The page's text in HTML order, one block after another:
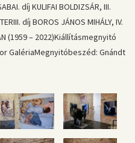
díj KULIFAI BOLDIZSÁR, III.
díj BOROS JÁNOS MIHÁLY, IV.
(1959 – 2022)Kiállításmegnyitó
GalériaMegnyitóbeszéd: Gnándt